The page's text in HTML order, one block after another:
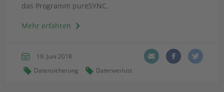
das Programm pureSYNC.
Mehr erfahren
19. Juni 2018
Datensicherung
Datenverlust